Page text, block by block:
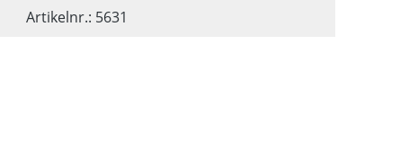
Artikelnr.: 5631